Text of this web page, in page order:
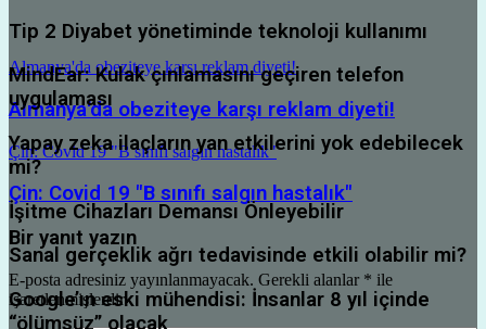
Tip 2 Diyabet yönetiminde teknoloji kullanımı
MindEar: Kulak çınlamasını geçiren telefon
uygulaması
Yapay zeka ilaçların yan etkilerini yok edebilecek
mi?
İşitme Cihazları Demansı Önleyebilir
Sanal gerçeklik ağrı tedavisinde etkili olabilir mi?
Google’ın eski mühendisi: İnsanlar 8 yıl içinde
“ölümsüz” olacak
Almanya'da obeziteye karşı reklam diyeti!
Almanya'da obeziteye karşı reklam diyeti!
Çin: Covid 19 "B sınıfı salgın hastalık"
Çin: Covid 19 "B sınıfı salgın hastalık"
Bir yanıt yazın
E-posta adresiniz yayınlanmayacak. Gerekli alanlar * ile
işaretlenmişlerdir